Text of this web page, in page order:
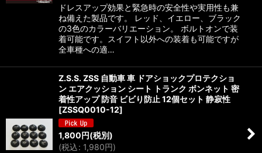
ドレスアップ効果と緊急時の安全性や実用性も兼
ね備えた製品です。 レッド、イエロー、ブラック
の3色のカラーバリエーション。 ボルトオンで装
着可能です。スイフト以外への装着も可能ですが
全車種への適…
Z.S.S. ZSS 自動車 車 ドアショックプロテクショ
ン エアクッション シート トランク ボンネット 密
着性アップ 防音 ビビり防止 12個セット 静寂性
[ZSSQ0010-12]
1,800円(税別)
(税込: 1,980円)